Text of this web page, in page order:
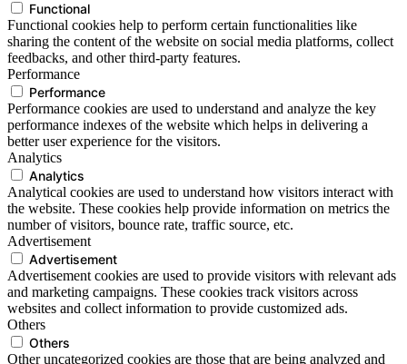
Functional
Functional cookies help to perform certain functionalities like
sharing the content of the website on social media platforms, collect
feedbacks, and other third-party features.
Performance
Performance
Performance cookies are used to understand and analyze the key
performance indexes of the website which helps in delivering a
better user experience for the visitors.
Analytics
Analytics
Analytical cookies are used to understand how visitors interact with
the website. These cookies help provide information on metrics the
number of visitors, bounce rate, traffic source, etc.
Advertisement
Advertisement
Advertisement cookies are used to provide visitors with relevant ads
and marketing campaigns. These cookies track visitors across
websites and collect information to provide customized ads.
Others
Others
Other uncategorized cookies are those that are being analyzed and